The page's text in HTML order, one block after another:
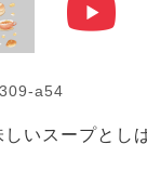
a54
いスープとし